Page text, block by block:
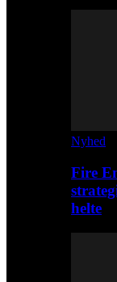
Nyhed
Fire
helte